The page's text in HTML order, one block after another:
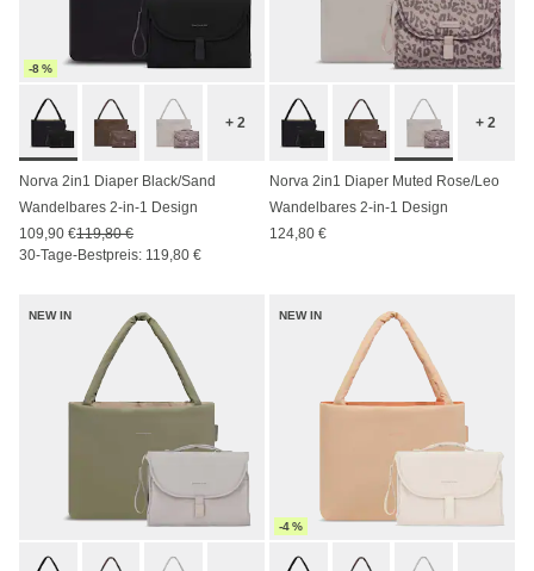
-8 %
+ 2
Norva 2in1 Diaper Black/Sand
Wandelbares 2-in-1 Design
109,90 €119,80 €
30-Tage-Bestpreis: 119,80 €
+ 2
Norva 2in1 Diaper Muted Rose/Leo
Wandelbares 2-in-1 Design
124,80 €
NEW IN NEW IN
-4 %